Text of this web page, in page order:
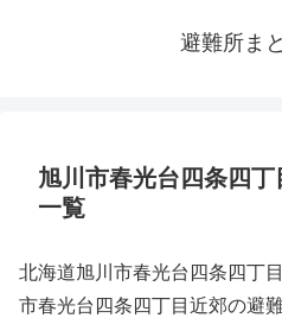
避難所ま
旭川市春光台四条四
一覧
北海道旭川市春光台四条四丁
市春光台四条四丁目近郊の避